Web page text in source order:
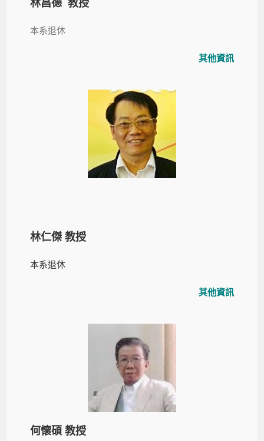
林昌德 教授
本系退休
其他資訊
林仁傑 教授
本系退休
其他資訊
何懷碩 教授